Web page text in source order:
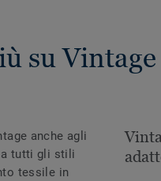
su Vintage
anche agli
a tutti gli stili
tessile in